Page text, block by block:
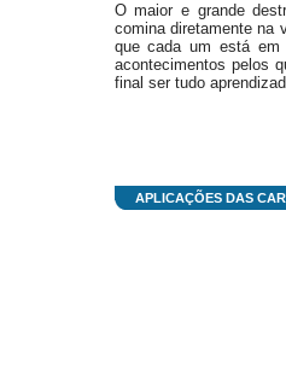
O maior e grande
comina diretamente na
que cada um está
acontecimentos pelos
final ser tudo
APLICAÇÕES DAS